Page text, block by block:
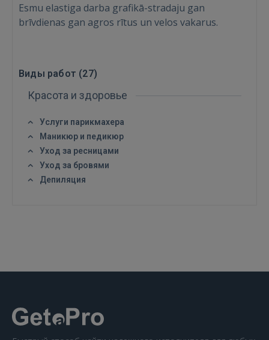
Забыли пароль?
Ещё не зарегистрированы?
Esmu elastiga darba grafikā-stradaju gan
brīvdienas gan agros rītus un velos vakarus.
Виды работ (27)
Красота и здоровье
Услуги парикмахера
Маникюр и педикюр
Уход за ресницами
Уход за бровями
Депиляция